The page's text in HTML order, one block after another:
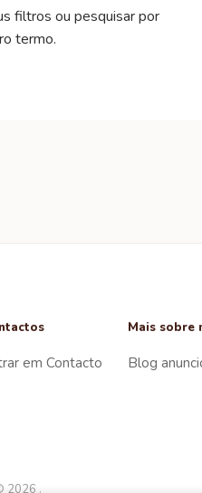
filtros ou pesquisar por
termo.
em Contacto
Mais sobre
Blog
2026 .